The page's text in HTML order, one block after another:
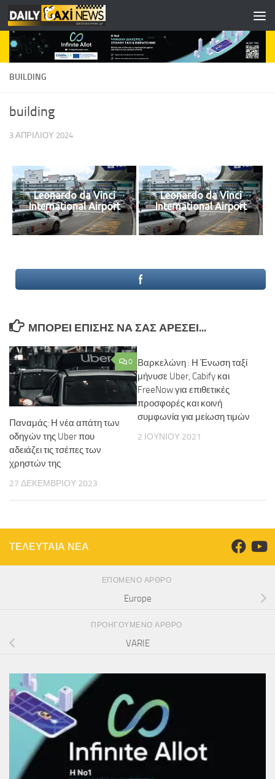
Skip to content
BUILDING
building
3 ΑΠΡΙΛΊΟΥ 2024
Leonardo da Vinci
International Airport
Leonardo da Vinci
International Airport
ΜΠΟΡΕΊ ΕΠΊΣΗΣ ΝΑ ΣΑΣ ΑΡΈΣΕΙ...
0
Παναμάς: Η νέα απάτη των
οδηγών της Uber που
αδειάζει τις τσέπες των
χρηστών της
27 ΔΕΚΕΜΒΡΊΟΥ 2023
Βαρκελώνη : Η Ένωση ταξί
μήνυσε Uber, Cabify και
FreeNow για επιθετικές
προσφορές και κοινή
συμφωνία για μείωση τιμών
2 ΙΟΥΝΊΟΥ 2021
ΤΕΛΕΥΤΑΙΑ ΝΕΑ
ΕΠΌΜΕΝΟ ΆΡΘΡΟ
Europe
ΠΡΟΗΓΟΎΜΕΝΟ ΆΡΘΡΟ
VARIE